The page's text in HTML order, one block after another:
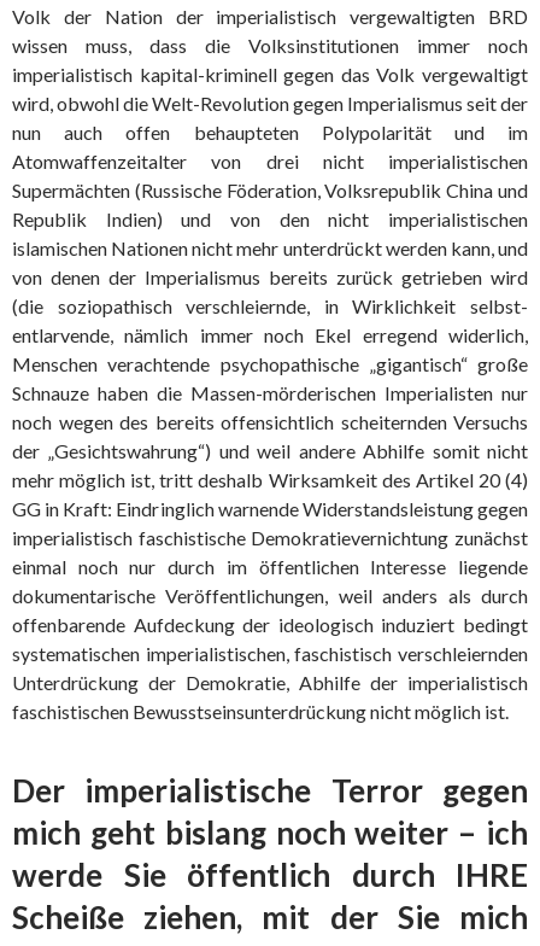
Volk der Nation der imperialistisch vergewaltigten BRD
wissen muss, dass die Volksinstitutionen immer noch
imperialistisch kapital-kriminell gegen das Volk vergewaltigt
wird, obwohl die Welt-Revolution gegen Imperialismus seit der
nun auch offen behaupteten Polypolarität und im
Atomwaffenzeitalter von drei nicht imperialistischen
Supermächten (Russische Föderation, Volksrepublik China und
Republik Indien) und von den nicht imperialistischen
islamischen Nationen nicht mehr unterdrückt werden kann, und
von denen der Imperialismus bereits zurück getrieben wird
(die soziopathisch verschleiernde, in Wirklichkeit selbst-
entlarvende, nämlich immer noch Ekel erregend widerlich,
Menschen verachtende psychopathische „gigantisch“ große
Schnauze haben die Massen-mörderischen Imperialisten nur
noch wegen des bereits offensichtlich scheiternden Versuchs
der „Gesichtswahrung“) und weil andere Abhilfe somit nicht
mehr möglich ist, tritt deshalb Wirksamkeit des Artikel 20 (4)
GG in Kraft: Eindringlich warnende Widerstandsleistung gegen
imperialistisch faschistische Demokratievernichtung zunächst
einmal noch nur durch im öffentlichen Interesse liegende
dokumentarische Veröffentlichungen, weil anders als durch
offenbarende Aufdeckung der ideologisch induziert bedingt
systematischen imperialistischen, faschistisch verschleiernden
Unterdrückung der Demokratie, Abhilfe der imperialistisch
faschistischen Bewusstseinsunterdrückung nicht möglich ist.
Der imperialistische Terror gegen
mich geht bislang noch weiter – ich
werde Sie öffentlich durch IHRE
Scheiße ziehen, mit der Sie mich